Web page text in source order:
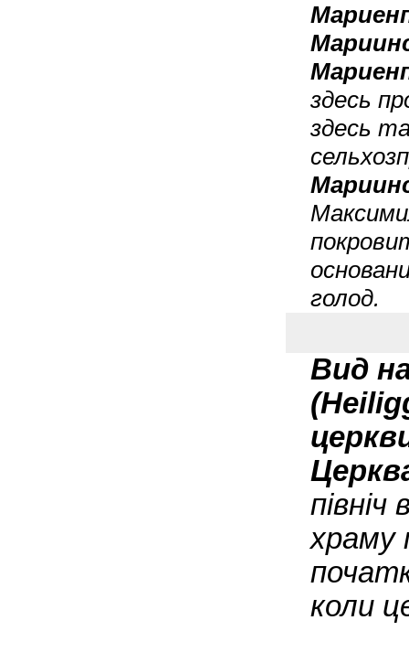
здесь
здесь
голод.
Вид
храму
коли